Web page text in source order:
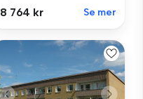
8 764 kr Se mer